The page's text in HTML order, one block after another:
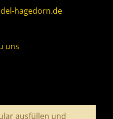
hagedorn.de
uns
ausfüllen und